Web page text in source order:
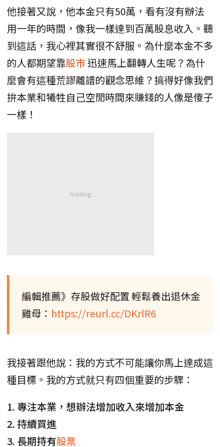
他接著又說，他本金只有50萬，看有沒有辦法
用一年的時間，像我一樣達到百萬股息收入。聽
到這話，我心裡其實很不舒服。為什麼本金不多
的人都期望靠股市迅速馬上翻轉人生呢？為什
麼會有這種荒謬離譜的觀念思維？搞得好像我們
拚本業和犧牲自己空閒時間來賺錢的人像是傻子
一樣！
編輯推薦》存股做好配置 輕鬆養出退休金
雞母： https://reurl.cc/DKrlR6
我接著跟他說：我的方式不可能讓你馬上達成這
種目標。我的方式就只有四個重要的步驟：
1. 專注本業，想辦法增加收入來增加本金
2. 持續買進
3. 長期持有股票